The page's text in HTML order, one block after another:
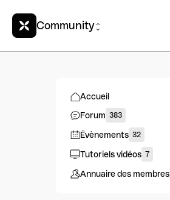
Community
Accueil
Forum 383
Évènements 32
Tutoriels vidéos 7
Annuaire des membres